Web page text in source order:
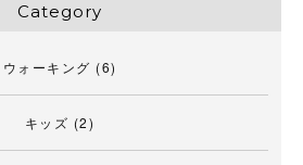
Category
ウォーキング (6)
キッズ (2)